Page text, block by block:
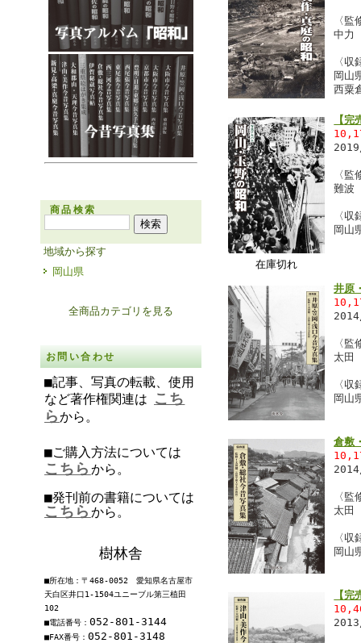
商品検索
地域から探す
岡山県
全商品カテゴリを見る
お問い合わせ
■記事、写真の転載、使用
など著作権関連は こち
らから。
■ご購入方法については
こちら から。
■発刊前の書籍については
こちら から。
樹林舎
■所在地：〒468-0052 愛知県名古屋市
天白区井口1-1504ユニーブル第三植田
102
■電話番号： 052-801-3144
■FAX番号： 052-801-3148
〈
中力
〈収
岡山
西粟
在庫切れ
【
〈
難波
〈収
岡山
井原
〈監
太田
〈収
岡山
倉敷
〈監
太田
〈収
岡山
【